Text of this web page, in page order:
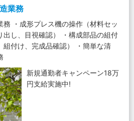
業務
務 ・成形プレス機の操作（材料セッ
出し、目視確認） ・構成部品の組付
組付け、完成品確認） ・簡単な清
新規通勤者キャンペーン18万
円支給実施中!